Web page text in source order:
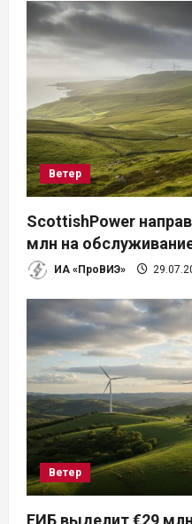
я
м
Ветер
ScottishPower
млн на
ИА «ПроВИЭ»
Ветер
ЕИБ выделит €29